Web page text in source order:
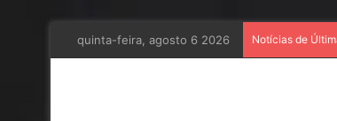
quinta-feira, agosto 6 2026 Notícias de